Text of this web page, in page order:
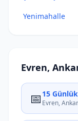
Yenimahalle
Evren,
📅 15
Evren,